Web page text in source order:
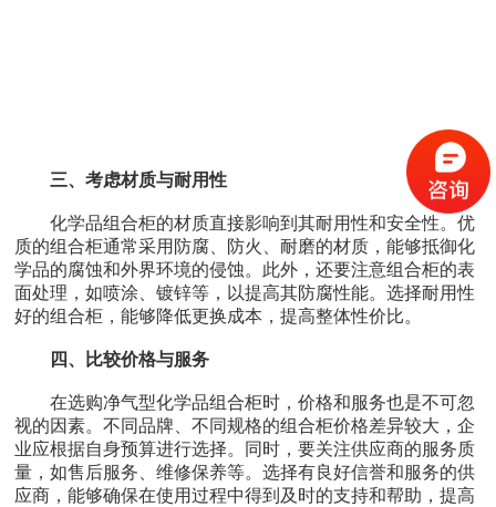
三、考虑材质与耐用性
化学品组合柜的材质直接影响到其耐用性和安全性。优
质的组合柜通常采用防腐、防火、耐磨的材质，能够抵御化
学品的腐蚀和外界环境的侵蚀。此外，还要注意组合柜的表
面处理，如喷涂、镀锌等，以提高其防腐性能。选择耐用性
好的组合柜，能够降低更换成本，提高整体性价比。
四、比较价格与服务
在选购净气型化学品组合柜时，价格和服务也是不可忽
视的因素。不同品牌、不同规格的组合柜价格差异较大，企
业应根据自身预算进行选择。同时，要关注供应商的服务质
量，如售后服务、维修保养等。选择有良好信誉和服务的供
应商，能够确保在使用过程中得到及时的支持和帮助，提高